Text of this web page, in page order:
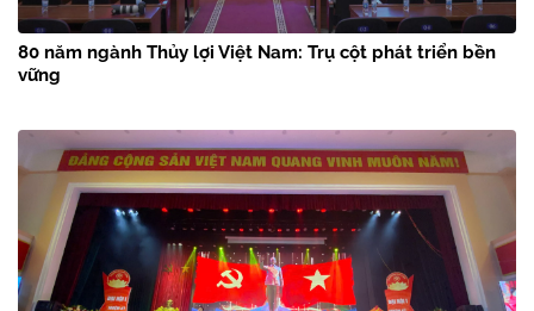
80 năm ngành Thủy lợi Việt Nam: Trụ cột phát triển bền
vững